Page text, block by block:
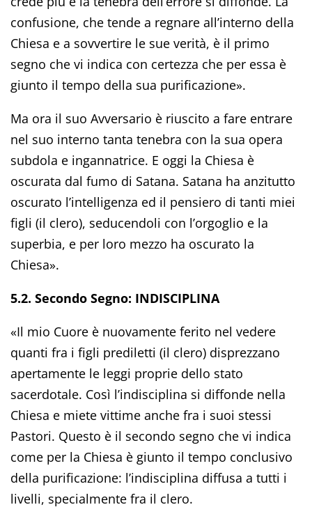
confusione, che tende a regnare all’interno della
Chiesa e a sovvertire le sue verità, è il primo
segno che vi indica con certezza che per essa è
giunto il tempo della sua purificazione».
Ma ora il suo Avversario è riuscito a fare entrare
nel suo interno tanta tenebra con la sua opera
subdola e ingannatrice. E oggi la Chiesa è
oscurata dal fumo di Satana. Satana ha anzitutto
oscurato l’intelligenza ed il pensiero di tanti miei
figli (il clero), seducendoli con l’orgoglio e la
superbia, e per loro mezzo ha oscurato la
Chiesa».
5.2. Secondo Segno: INDISCIPLINA
«Il mio Cuore è nuovamente ferito nel vedere
quanti fra i figli prediletti (il clero) disprezzano
apertamente le leggi proprie dello stato
sacerdotale. Così l’indisciplina si diffonde nella
Chiesa e miete vittime anche fra i suoi stessi
Pastori. Questo è il secondo segno che vi indica
come per la Chiesa è giunto il tempo conclusivo
della purificazione: l’indisciplina diffusa a tutti i
livelli, specialmente fra il clero.